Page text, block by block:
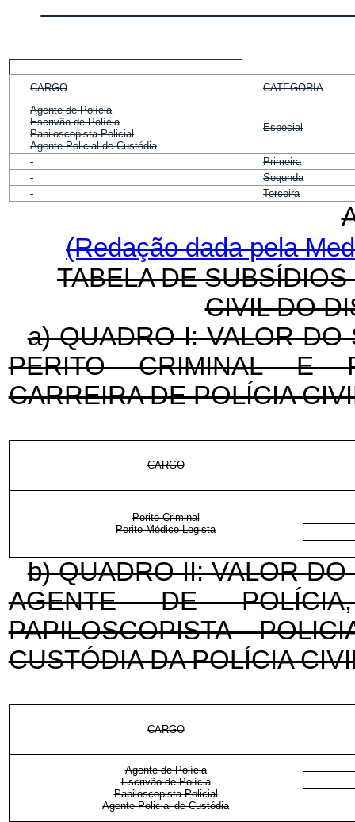
CARGO
CATEGORIA
Agente de Polícia
Escrivão de Polícia
Papiloscopista Policial
Agente Policial de Custódia
Especial
Primeira
Segunda
Terceira
(Redação dada pela
TABELA DE
CIVIL DO
a) QUADRO I: VALOR DO
PERITO CRIMINAL E
CARREIRA DE POLÍCIA
CARGO
Perito Criminal
Perito Médico-Legista
b) QUADRO II: VALOR
AGENTE DE
PAPILOSCOPISTA
CUSTÓDIA DA POLÍCIA
CARGO
Agente de Polícia
Escrivão de Polícia
Papiloscopista Policial
Agente Policial de Custódia